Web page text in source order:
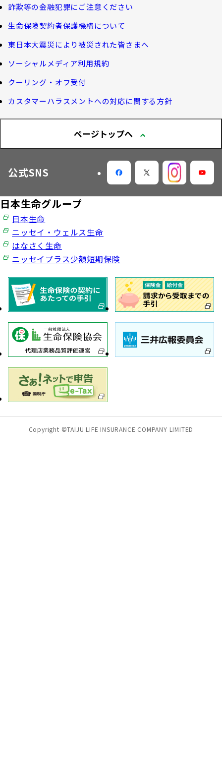
せ」について
生命保険料控除制度について
Web版「ご契約のしおり－約款」
団体年金運用商品
確定給付企業年金オンラインサービス（CPBS）
企業年金の事務再委託先変更について（契約者さ
企業保険特別勘定運用実績照会サービス
認知症について知る
大樹の認知症サポートサービス
認知症コラム
認知機能チェック
大樹らいふ倶楽部紹介
機関投資家としての役割
大樹生命 CM紹介
詐欺等の金融犯罪にご注意ください
生命保険契約者保護機構について
東日本大震災により被災された皆さまへ
ソーシャルメディア利用規約
クーリング・オフ受付
カスタマーハラスメントへの対応に関する方針
ページトップへ
公式SNS
日本生命グループ
日本生命
ニッセイ・ウェルス生命
はなさく生命
ニッセイプラス少額短期保険
Copyright ©TAIJU LIFE INSURANCE COMPANY LIMITED